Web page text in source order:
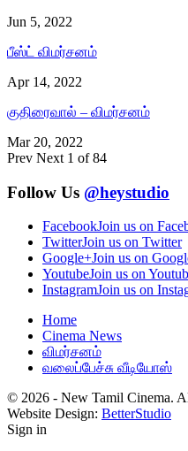
Jun 5, 2022
பீஸ்ட் விமர்சனம்
Apr 14, 2022
குதிரைவால் – விமர்சனம்
Mar 20, 2022
Prev Next 1 of 84
Follow Us @heystudio
FacebookJoin us on
TwitterJoin us on Twitter
Google+Join us on
YoutubeJoin us on
InstagramJoin us on
Home
Cinema News
விமர்சனம்
வலைப்பேச்சு வீடியோஸ்
© 2026 - New Tamil Cinema.
Website Design: BetterStudio
Sign in